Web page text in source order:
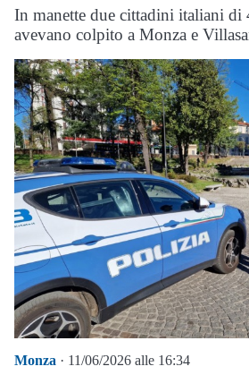
In manette due cittadini italiani di
avevano colpito a Monza e
Monza · 11/06/2026 alle 16:34